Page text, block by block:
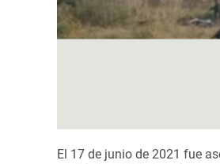
El 17 de junio de 2021 fue